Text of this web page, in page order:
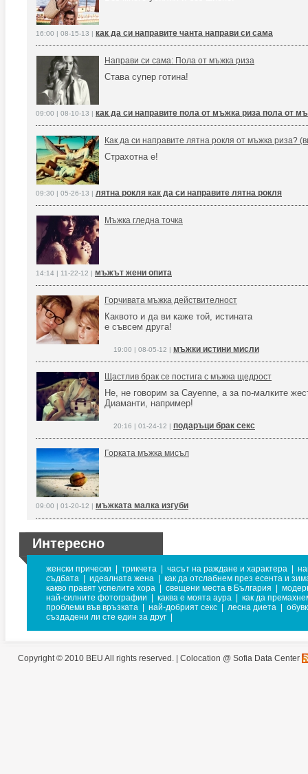
16:00 | 08-15-13 | как да си направите чанта направи си сама
Направи си сама: Пола от мъжка риза
Става супер готина!
09:00 | 08-10-13 | как да си направите пола от мъжка риза пола от
Как да си направите лятна рокля от мъжка риза?
Страхотна е!
09:30 | 05-26-13 | лятна рокля как да си направите лятна рокля
Мъжка гледна точка
14:14 | 11-22-12 | мъжът жени опита
Горчивата мъжка действителност
Каквото и да ви каже той, истината
е съвсем друга!
19:00 | 08-05-12 | мъжки истини мисли
Щастлив брак се постига с мъжка щедрост
Не, не говорим за Cayenne, а за по-малките
Диаманти, например!
20:16 | 01-24-12 | подаръци брак секс
Горката мъжка мисъл
09:00 | 01-20-12 | мъжката малка изгуби
Интересно
женски прически трикчета часът на раждане и характера
съдбата
идеалната жена
как да отслабнем през есента и
какво правят успелите хора
свещени места в България
най-силните фотографии
каква е моята аура
как да
проблеми във връзката
най-добрият секс лесна диета
създадени ли сте един за друг
Copyright © 2010 BEU All rights reserved. | Colocation @ Sofia Data Center